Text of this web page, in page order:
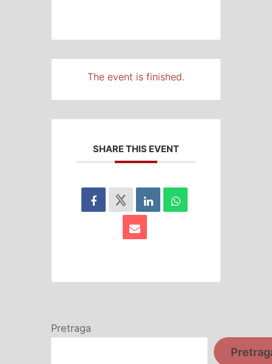
The event is finished.
SHARE THIS EVENT
Pretraga